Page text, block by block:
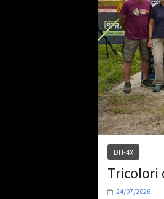
DH-4X
Tricolori
24/07/2026